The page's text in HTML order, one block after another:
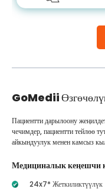
GoMedii
Пациентти дарылоону
чечимдер, пациентти тейлөө
айкындуулук менен камсыз
Медициналык кеңешчи
24x7* Жеткиликтүүлүк